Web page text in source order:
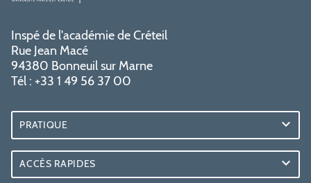
Inspé de l'académie de Créteil
Rue Jean Macé
94380 Bonneuil sur Marne
Tél : +33 1 49 56 37 00
PRATIQUE
ACCÈS RAPIDES